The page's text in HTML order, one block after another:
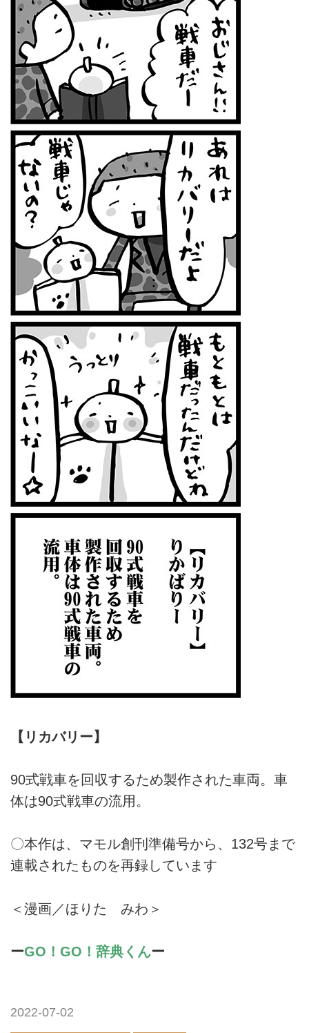
【リカバリー】
90式戦車を回収するため製作された車両。車
体は90式戦車の流用。
〇本作は、マモル創刊準備号から、132号まで
連載されたものを再録しています
＜漫画／ほりた みわ＞
ーGO！GO！辞典くんー
2022-07-02